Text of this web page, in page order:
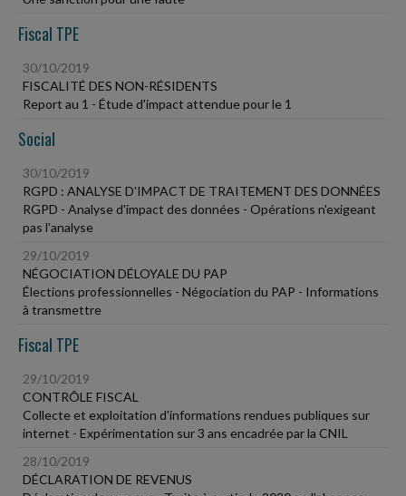
Fiscal TPE
30/10/2019
FISCALITÉ DES NON-RÉSIDENTS
Report au 1 - Étude d'impact attendue pour le 1
Social
30/10/2019
RGPD : ANALYSE D'IMPACT DE TRAITEMENT DES DONNÉES
RGPD - Analyse d'impact des données - Opérations n'exigeant
pas l'analyse
29/10/2019
NÉGOCIATION DÉLOYALE DU PAP
Élections professionnelles - Négociation du PAP - Informations
à transmettre
Fiscal TPE
29/10/2019
CONTRÔLE FISCAL
Collecte et exploitation d'informations rendues publiques sur
internet - Expérimentation sur 3 ans encadrée par la CNIL
28/10/2019
DÉCLARATION DE REVENUS